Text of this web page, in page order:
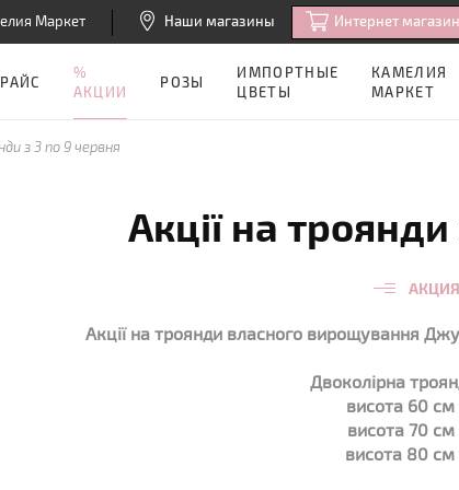
Маркет Наши магазины Интернет магазин
%
АКЦИИ
РОЗЫ
ИМПОРТНЫЕ
ЦВЕТЫ
КАМЕЛИЯ
МАРКЕТ
з 3 по 9 червня
Акції на
АКЦИЯ
Акції на троянди власного вирощування
Двоколірна
висота 60
висота 70
висота 80